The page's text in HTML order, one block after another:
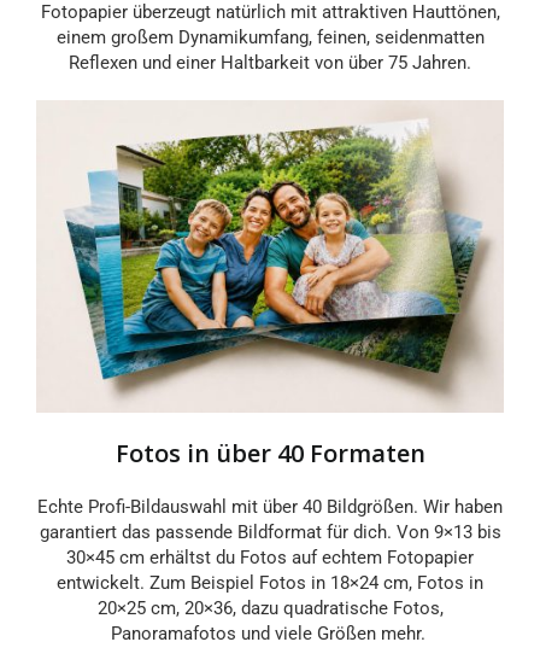
Fotopapier überzeugt natürlich mit attraktiven Hauttönen,
einem großem Dynamikumfang, feinen, seidenmatten
Reflexen und einer Haltbarkeit von über 75 Jahren.
Fotos in über 40 Formaten
Echte Profi-Bildauswahl mit über 40 Bildgrößen. Wir haben
garantiert das passende Bildformat für dich. Von 9×13 bis
30×45 cm erhältst du Fotos auf echtem Fotopapier
entwickelt. Zum Beispiel Fotos in 18×24 cm, Fotos in
20×25 cm, 20×36, dazu quadratische Fotos,
Panoramafotos und viele Größen mehr.